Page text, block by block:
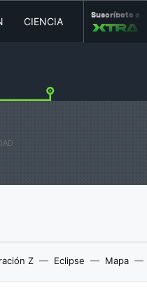
CIENCIA MOVILIDAD
Suscríbete a
Z Eclipse Mapa